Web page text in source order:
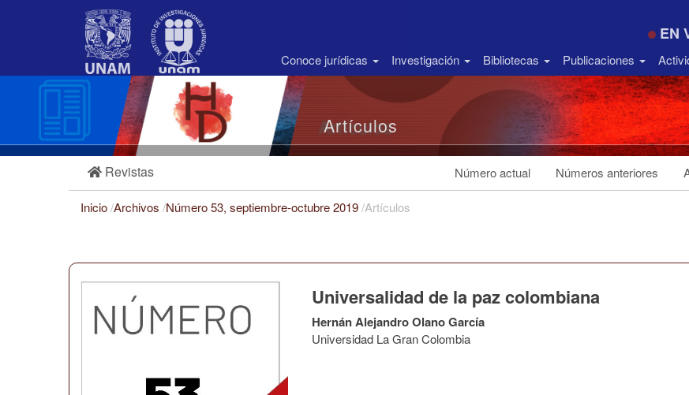
Barra
EN
Conoce jurídicas Investigación Bibliotecas Publicaciones
Artículos
Revistas Número actual Números anteriores
Inicio/Archivos /Número 53, septiembre-octubre 2019/Artículos
Universalidad de la paz colombiana
Hernán Alejandro Olano García
Universidad La Gran Colombia